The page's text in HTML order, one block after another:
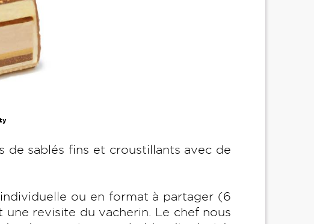
de sablés fins et croustillants avec de
ou en format à partager (6
une revisite du vacherin. Le chef nous